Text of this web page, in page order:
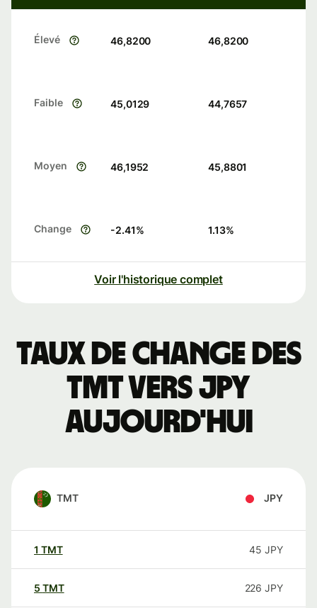
Élevé 46,8200 46,8200
Faible 45,0129 44,7657
Moyen 46,1952 45,8801
Change -2.41% 1.13%
Voir l'historique complet
Taux de change des
TMT vers JPY
aujourd'hui
TMT JPY
1 TMT 45 JPY
5 TMT 226 JPY